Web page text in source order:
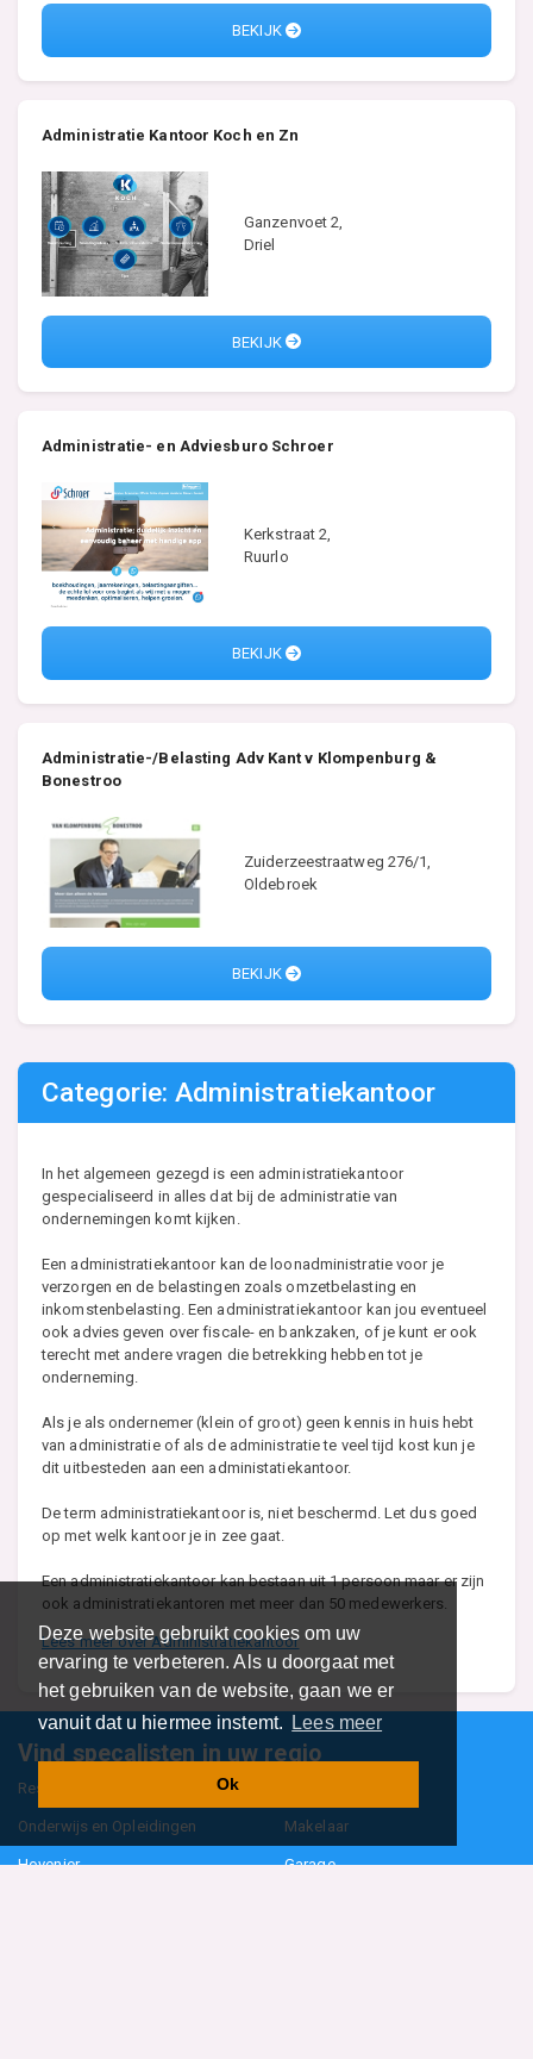
Deze website gebruikt cookies om uw
ervaring te verbeteren. Als u doorgaat met
het gebruiken van de website, gaan we er
vanuit dat u hiermee instemt.
Lees meer
Ok
BEKIJK
Administratie Kantoor Koch en Zn
Ganzenvoet 2,
Driel
BEKIJK
Administratie- en Adviesburo Schroer
Kerkstraat 2,
Ruurlo
BEKIJK
Administratie-/Belasting Adv Kant v Klompenburg &
Bonestroo
Zuiderzeestraatweg 276/1,
Oldebroek
BEKIJK
Categorie: Administratiekantoor
In het algemeen gezegd is een administratiekantoor
gespecialiseerd in alles dat bij de administratie van
ondernemingen komt kijken.
Een administratiekantoor kan de loonadministratie voor je
verzorgen en de belastingen zoals omzetbelasting en
inkomstenbelasting. Een administratiekantoor kan jou eventueel
ook advies geven over fiscale- en bankzaken, of je kunt er ook
terecht met andere vragen die betrekking hebben tot je
onderneming.
Als je als ondernemer (klein of groot) geen kennis in huis hebt
van administratie of als de administratie te veel tijd kost kun je
dit uitbesteden aan een administatiekantoor.
De term administratiekantoor is, niet beschermd. Let dus goed
op met welk kantoor je in zee gaat.
Een administratiekantoor kan bestaan uit 1 persoon maar er zijn
ook administratiekantoren met meer dan 50 medewerkers.
Lees meer over Administratiekantoor
Vind specalisten in uw regio
Restaurant
Onderwijs en Opleidingen Makelaar
Hovenier Garage